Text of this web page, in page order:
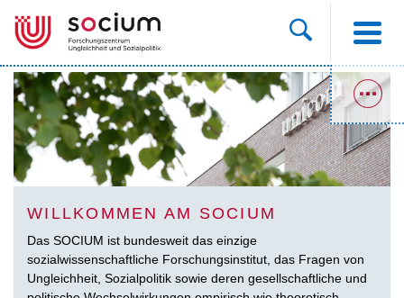
WILLKOMMEN AM SOCIUM
Das SOCIUM ist bundesweit das einzige
sozialwissenschaftliche Forschungsinstitut, das Fragen von
Ungleichheit, Sozialpolitik sowie deren gesellschaftliche und